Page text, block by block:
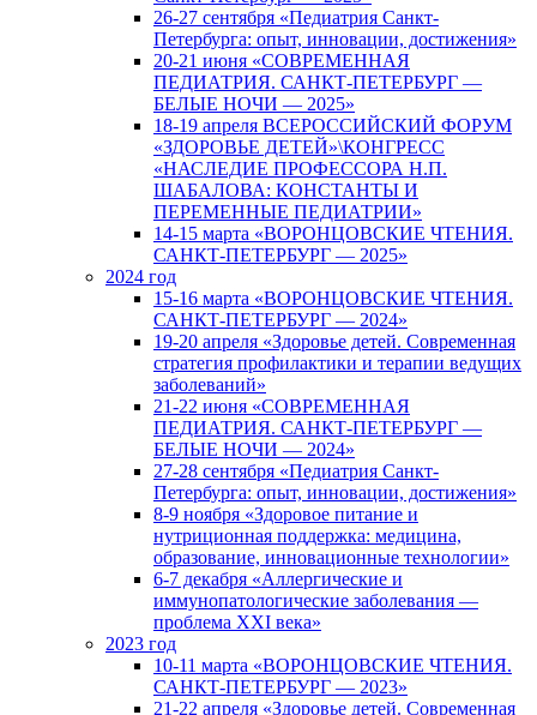
26-27 сентября «Педиатрия Санкт-
Петербурга: опыт, инновации, достижения»
20-21 июня «СОВРЕМЕННАЯ
ПЕДИАТРИЯ. САНКТ-ПЕТЕРБУРГ —
БЕЛЫЕ НОЧИ — 2025»
18-19 апреля ВСЕРОССИЙСКИЙ ФОРУМ
«ЗДОРОВЬЕ ДЕТЕЙ»\КОНГРЕСС
«НАСЛЕДИЕ ПРОФЕССОРА Н.П.
ШАБАЛОВА: КОНСТАНТЫ И
ПЕРЕМЕННЫЕ ПЕДИАТРИИ»
14-15 марта «ВОРОНЦОВСКИЕ ЧТЕНИЯ.
САНКТ-ПЕТЕРБУРГ — 2025»
2024 год
15-16 марта «ВОРОНЦОВСКИЕ ЧТЕНИЯ.
САНКТ-ПЕТЕРБУРГ — 2024»
19-20 апреля «Здоровье детей. Современная
стратегия профилактики и терапии ведущих
заболеваний»
21-22 июня «СОВРЕМЕННАЯ
ПЕДИАТРИЯ. САНКТ-ПЕТЕРБУРГ —
БЕЛЫЕ НОЧИ — 2024»
27-28 сентября «Педиатрия Санкт-
Петербурга: опыт, инновации, достижения»
8-9 ноября «Здоровое питание и
нутриционная поддержка: медицина,
образование, инновационные технологии»
6-7 декабря «Аллергические и
иммунопатологические заболевания —
проблема XXI века»
2023 год
10-11 марта «ВОРОНЦОВСКИЕ ЧТЕНИЯ.
САНКТ-ПЕТЕРБУРГ — 2023»
21-22 апреля «Здоровье детей. Современная